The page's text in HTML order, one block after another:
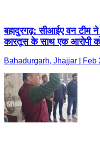
बहादुरगढ़: सीआईए वन टीम
कारतूस के साथ एक आरोपी को
Bahadurgarh, Jhajjar | Feb